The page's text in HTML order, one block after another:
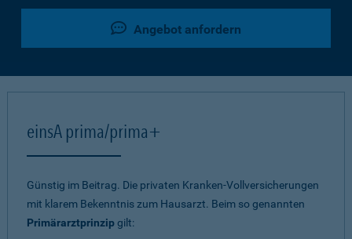
Angebot anfordern
einsA prima/prima+
Günstig im Beitrag. Die privaten Kranken-Vollversicherungen
mit klarem Bekenntnis zum Hausarzt. Beim so genannten
Primärarztprinzipgilt: